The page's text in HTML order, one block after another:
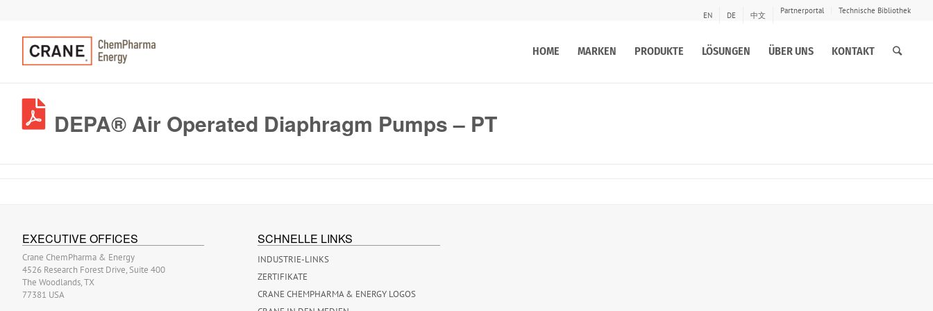
EN DE 中文 Partnerportal Technische Bibliothek
HOME MARKEN PRODUKTE LÖSUNGEN ÜBER UNS KONTAKT
DEPA® Air Operated Diaphragm Pumps – PT
EXECUTIVE OFFICES
Crane ChemPharma & Energy
4526 Research Forest Drive, Suite 400
The Woodlands, TX
77381 USA
SCHNELLE LINKS
INDUSTRIE-LINKS
ZERTIFIKATE
CRANE CHEMPHARMA & ENERGY LOGOS